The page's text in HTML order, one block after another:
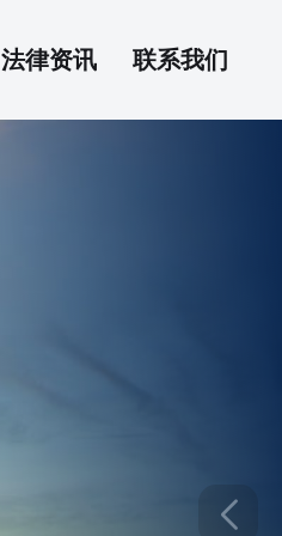
法律资讯 联系我们